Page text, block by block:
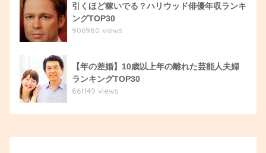
引くほど稼いでる？ハリウッド俳優年収ランキ
ングTOP30
906980 views
【年の差婚】10歳以上年の離れた芸能人夫婦
ランキングTOP30
861149 views